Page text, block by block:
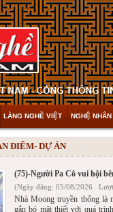
LÀNG NGHỀ VIỆT NGHỆ
ĐIỂM- DỰ ÁN
(75)-Người Pa Cô vui hội
(Ngày đăng: 05/08/2026
Nhà Moong truyền thống là
gắn bó mật thiết với quá